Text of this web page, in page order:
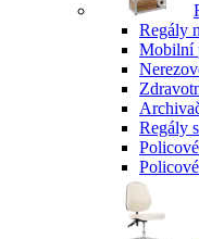
Regály
Mobilní
Regály